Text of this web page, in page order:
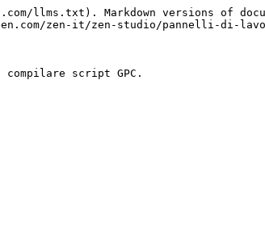
llms.txt). Markdown versions of
zen-it/zen-studio/pannelli-di-
script GPC.